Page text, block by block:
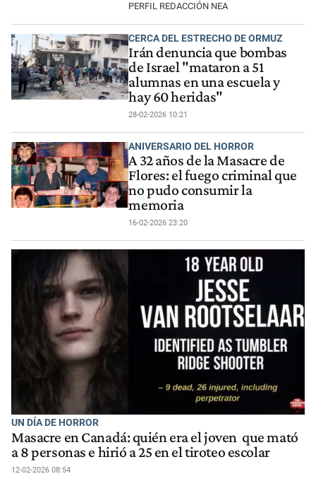
PERFIL REDACCIÓN NEA
CERCA DEL ESTRECHO DE ORMUZ
Irán denuncia que bombas
de Israel "mataron a 51
alumnas en una escuela y
hay 60 heridas"
28-02-2026 10:21
ANIVERSARIO DEL HORROR
A 32 años de la Masacre de
Flores: el fuego criminal que
no pudo consumir la
memoria
16-02-2026 23:20
UN DÍA DE HORROR
Masacre en Canadá: quién era el joven que mató
a 8 personas e hirió a 25 en el tiroteo escolar
12-02-2026 08:54